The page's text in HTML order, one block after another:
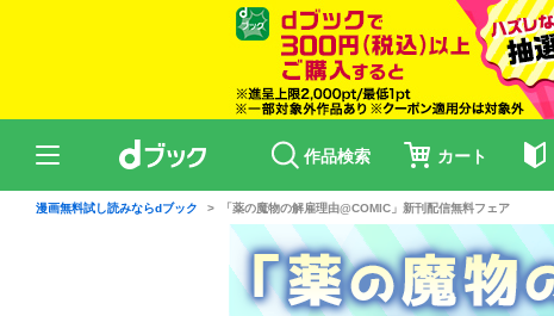
作品検索 カート
漫画無料試し読みならdブック 「薬の魔物の解雇理由@COMIC」新刊配信無料フェア